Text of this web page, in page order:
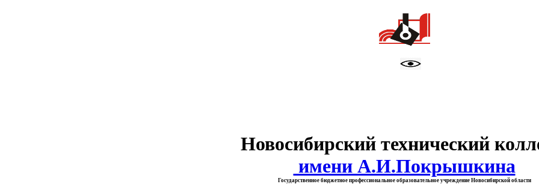
Новосибирский технический
имени А.И.Покрышкина
Государственное бюджетное профессиональное образовательное учреждение Новосибирской области